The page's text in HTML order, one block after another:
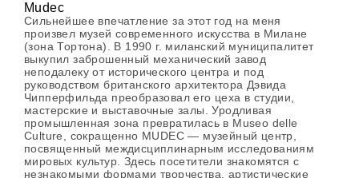
Mudec
Сильнейшее впечатление за этот год на меня
произвел музей современного искусства в Милане
(зона Тортона). В 1990 г. миланский муниципалитет
выкупил заброшенный механический завод
неподалеку от исторического центра и под
руководством британского архитектора Дэвида
Чипперфильда преобразовал его цеха в студии,
мастерские и выставочные залы. Уродливая
промышленная зона превратилась в Museo delle
Culture, сокращенно MUDEC — музейный центр,
посвященный междисциплинарным исследованиям
мировых культур. Здесь посетители знакомятся с
незнакомыми формами творчества, артистические